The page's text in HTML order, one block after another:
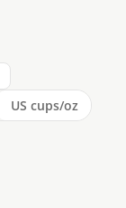
US cups/oz